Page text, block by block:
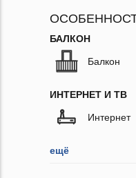
БАЛКОН
Балкон
ИНТЕРНЕТ И ТВ
Интернет
ещё